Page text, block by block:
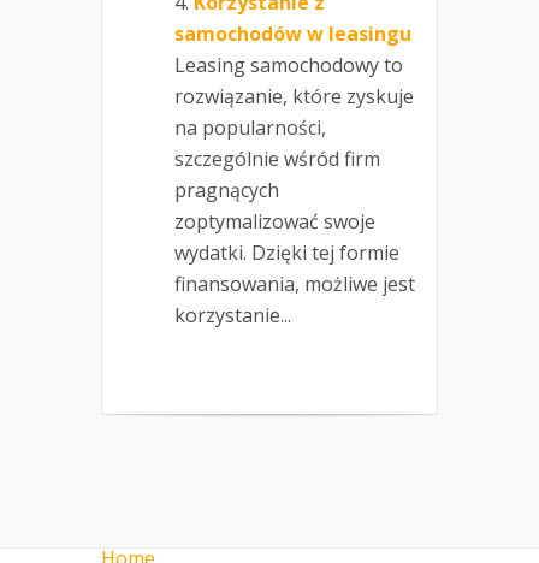
samochodów w leasingu
Leasing samochodowy to
rozwiązanie, które zyskuje
na popularności,
szczególnie wśród firm
pragnących
zoptymalizować swoje
wydatki. Dzięki tej formie
finansowania, możliwe jest
korzystanie...